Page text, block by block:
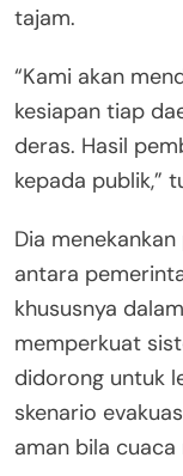
tajam.
“Kami akan
kesiapan tiap
deras. Hasil
kepada publik,”
Dia
antara
khususnya
memperkuat
didorong untuk
skenario
aman bila cuaca